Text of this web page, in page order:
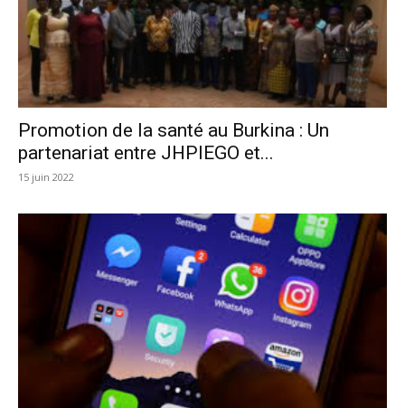
Promotion de la santé au Burkina : Un
partenariat entre JHPIEGO et...
15 juin 2022